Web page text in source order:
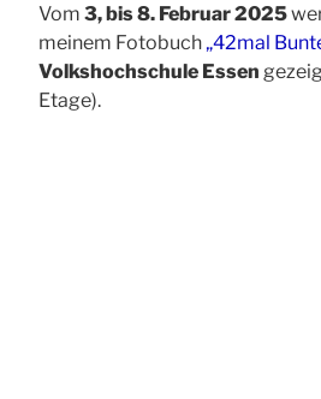
Vom 3, bis 8. Februar2025
meinem Fotobuch „42mal
Volkshochschule Essen
Etage).